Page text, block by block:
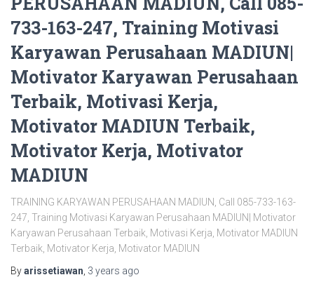
733-163-247, Training Motivasi
Karyawan Perusahaan MADIUN|
Motivator Karyawan Perusahaan
Terbaik, Motivasi Kerja,
Motivator MADIUN Terbaik,
Motivator Kerja, Motivator
MADIUN
TRAINING KARYAWAN PERUSAHAAN MADIUN, Call 085-733-163-
247, Training Motivasi Karyawan Perusahaan MADIUN| Motivator
Karyawan Perusahaan Terbaik, Motivasi Kerja, Motivator MADIUN
Terbaik, Motivator Kerja, Motivator MADIUN
Byarissetiawan 3 years ago